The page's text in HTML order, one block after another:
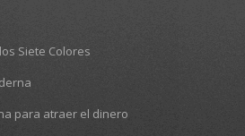
Siete Colores
para atraer el dinero